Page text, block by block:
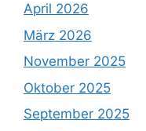
April 2026
März 2026
November 2025
Oktober 2025
September 2025